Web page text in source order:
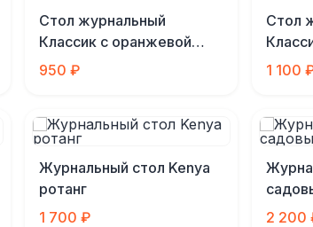
Стол журнальный
Классик с оранжевой
столешницей
950 ₽
Стол
1 100
Журнальный стол Kenya
ротанг
1 700 ₽
2 200